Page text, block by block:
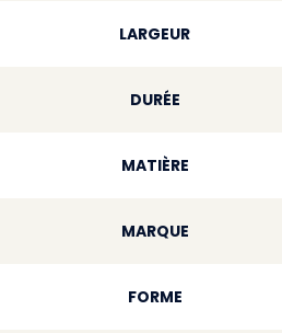
LARGEUR
DURÉE
MATIÈRE
MARQUE
FORME